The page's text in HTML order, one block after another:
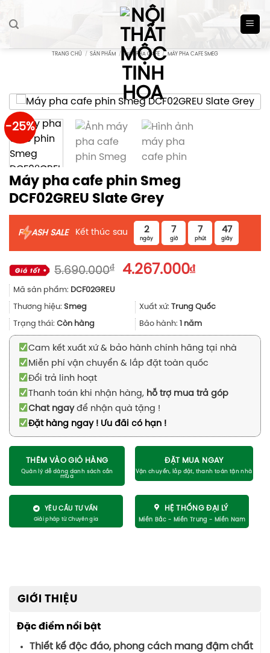
TRANG CHỦ / SẢN PHẨM / MÁY PHA CAFE / MÁY PHA CAFE SMEG
-25%
Máy pha cafe phin Smeg
DCF02GREU Slate Grey
F ASH SALE Kết thúc sau 2
ngày
7
giờ
7
phút
47
giây
5.690.000₫
Giá
5.690.000₫.
4.267.000₫Giá
là:
4.267.000₫.
Mã sản phẩm: DCF02GREU
Thương hiệu: Smeg Xuất xứ: Trung Quốc
Trạng thái: Còn hàng Bảo hành: 1 năm
Cam kết xuất xứ & bảo hành chính hãng tại nhà
Miễn phí vận chuyển & lắp đặt toàn quốc
Đổi trả linh hoạt
Thanh toán khi nhận hàng, hỗ trợ mua trả góp
Chat ngayđể nhận quà tặng !
Đặt hàng ngay ! Ưu đãi có hạn !
THÊM VÀO GIỎ HÀNG ĐẶT MUA NGAY
YÊU CẦU TƯ VẤN HỆ THỐNG ĐẠI LÝ
GIỚI THIỆU
Đặc điểm nổi bật
Thiết kế độc đáo, phong cách mang đậm chất